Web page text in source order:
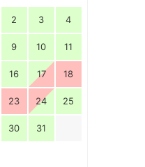
2 3 4
9 10 11
16 17 18
23 24 25
30 31